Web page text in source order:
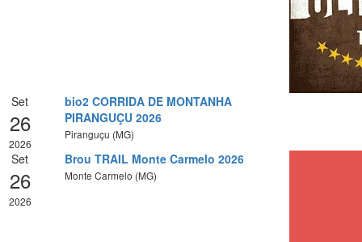
Set
26
2026
bio2 CORRIDA DE MONTANHA
PIRANGUÇU 2026
Piranguçu (MG)
Set
26
2026
Brou TRAIL Monte Carmelo 2026
Monte Carmelo (MG)